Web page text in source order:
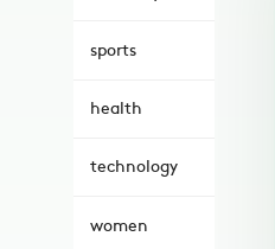
sports
health
technology
women